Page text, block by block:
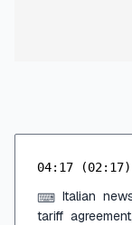
04:17 (02:17)
⌨ Italian
tariff